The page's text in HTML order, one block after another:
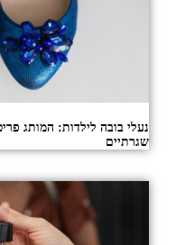
נעלי בובה לילדות: המותג
שגרתיים